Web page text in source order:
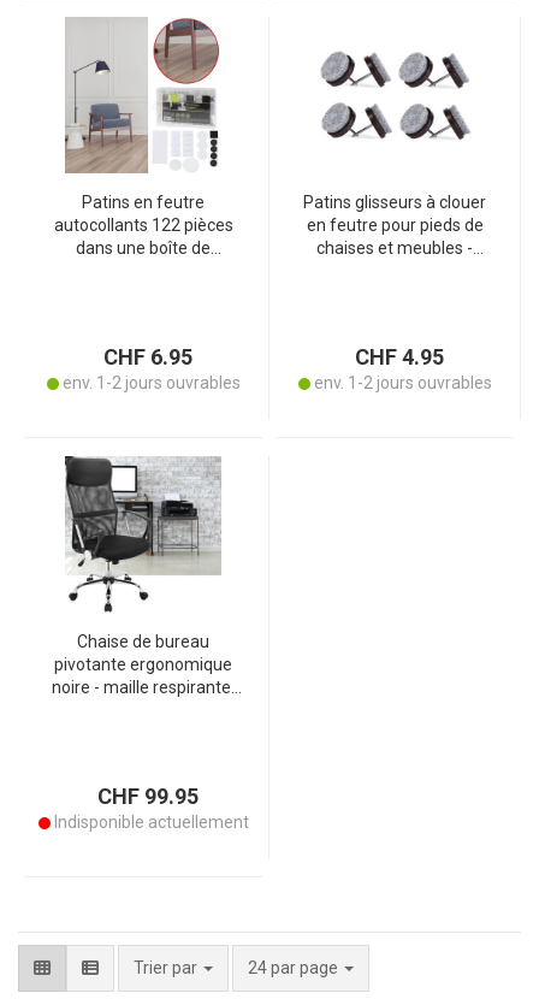
Patins en feutre
autocollants 122 pièces
dans une boîte de
réduit le bruit
CHF 6.95
env. 1-2 jours ouvrables
Patins glisseurs à clouer
en feutre pour pieds de
chaises et meubles -
CHF 4.95
env. 1-2 jours ouvrables
Chaise de bureau
pivotante ergonomique
noire - maille respirante,
CHF 99.95
Indisponible actuellement
Trier par 24 par page